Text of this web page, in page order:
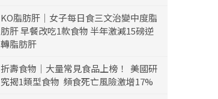
KO脂肪肝｜女子每日食三文治變中度脂
肪肝 早餐改吃1款食物 半年激減15磅逆
轉脂肪肝
折壽食物｜大量常見食品上榜！ 美國研
究揭1類型食物 頻食死亡風險激增17%